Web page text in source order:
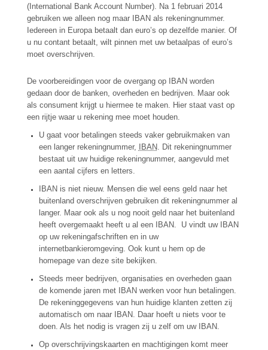
(International Bank Account Number). Na 1 februari 2014
gebruiken we alleen nog maar IBAN als rekeningnummer.
Iedereen in Europa betaalt dan euro’s op dezelfde manier. Of
u nu contant betaalt, wilt pinnen met uw betaalpas of euro’s
moet overschrijven.
De voorbereidingen voor de overgang op IBAN worden
gedaan door de banken, overheden en bedrijven. Maar ook
als consument krijgt u hiermee te maken. Hier staat vast op
een rijtje waar u rekening mee moet houden.
U gaat voor betalingen steeds vaker gebruikmaken van
een langer rekeningnummer,
IBAN. Dit rekeningnummer
bestaat uit uw huidige rekeningnummer, aangevuld met
een aantal cijfers en letters.
IBAN is niet nieuw. Mensen die wel eens geld naar het
buitenland overschrijven gebruiken dit rekeningnummer al
langer. Maar ook als u nog nooit geld naar het buitenland
heeft overgemaakt heeft u al een IBAN. U vindt uw IBAN
op uw rekeningafschriften en in uw
internetbankieromgeving. Ook kunt u hem op de
homepage van deze site bekijken.
Steeds meer bedrijven, organisaties en overheden gaan
de komende jaren met IBAN werken voor hun betalingen.
De rekeninggegevens van hun huidige klanten zetten zij
automatisch om naar IBAN. Daar hoeft u niets voor te
doen. Als het nodig is vragen zij u zelf om uw IBAN.
Op overschrijvingskaarten en machtigingen komt meer